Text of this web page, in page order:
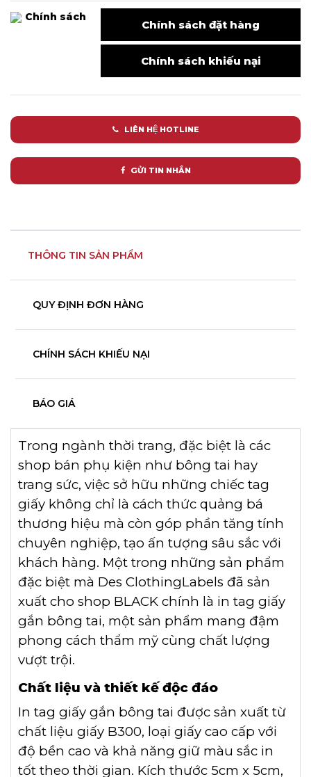
Chính sách
Chính sách đặt hàng
Chính sách khiếu nại
LIÊN HỆ HOTLINE
GỬI TIN NHẮN
THÔNG TIN SẢN PHẨM
QUY ĐỊNH ĐƠN HÀNG
CHÍNH SÁCH KHIẾU NẠI
BÁO GIÁ
Trong ngành thời trang, đặc biệt là các
shop bán phụ kiện như bông tai hay
trang sức, việc sở hữu những chiếc tag
giấy không chỉ là cách thức quảng bá
thương hiệu mà còn góp phần tăng tính
chuyên nghiệp, tạo ấn tượng sâu sắc với
khách hàng. Một trong những sản phẩm
đặc biệt mà Des ClothingLabels đã sản
xuất cho shop BLACK chính là in tag giấy
gắn bông tai, một sản phẩm mang đậm
phong cách thẩm mỹ cùng chất lượng
vượt trội.
Chất liệu và thiết kế độc đáo
In tag giấy gắn bông tai được sản xuất từ
chất liệu giấy B300, loại giấy cao cấp với
độ bền cao và khả năng giữ màu sắc in
tốt theo thời gian. Kích thước 5cm x 5cm,